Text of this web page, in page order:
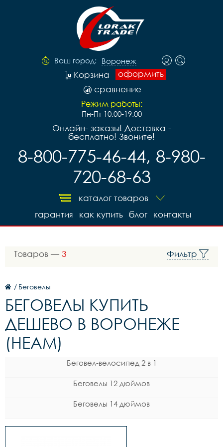
Ваш город: Воронеж
оформить
Корзина
сравнение
Режим работы:
Пн-Пт 10.00-19.00
Онлайн- заказы! Доставка -
бесплатно! Звоните!
8-800-775-46-44, 8-980-
720-68-63
каталог товаров
контакты
блог
как купить
гарантия
Товаров — 3 Фильтр
/ Беговелы
БЕГОВЕЛЫ КУПИТЬ
ДЕШЕВО В ВОРОНЕЖЕ
(HEAM)
Беговел-велосипед 2 в 1
Беговелы 12 дюймов
Беговелы 14 дюймов